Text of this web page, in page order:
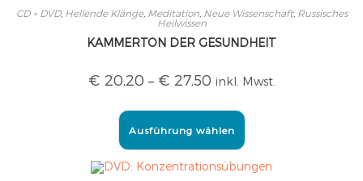
CD + DVD, Hellende Klänge, Meditation, Neue Wissenschaft, Russisches
Heilwissen
KAMMERTON DER GESUNDHEIT
€ 20,20 – € 27,50 inkl. Mwst.
Ausführung wählen